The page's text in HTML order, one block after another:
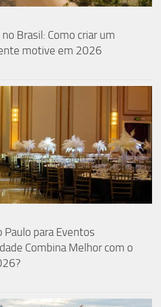
Brasil: Como criar um
motive em 2026
Paulo para Eventos
Combina Melhor com o